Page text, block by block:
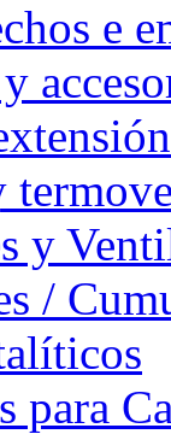
e
y
/
para